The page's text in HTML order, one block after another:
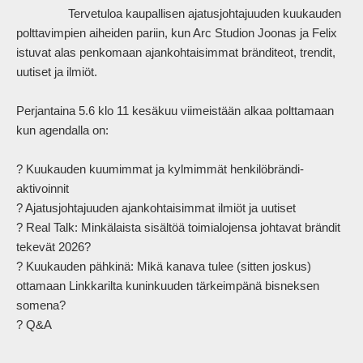
polttavimpien aiheiden pariin, kun Arc Studion Joonas ja Felix
istuvat alas penkomaan ajankohtaisimmat bränditeot, trendit,
uutiset ja ilmiöt.
Perjantaina 5.6 klo 11 kesäkuu viimeistään alkaa polttamaan
kun agendalla on:
? Kuukauden kuumimmat ja kylmimmät henkilöbrändi-
aktivoinnit
? Ajatusjohtajuuden ajankohtaisimmat ilmiöt ja uutiset
? Real Talk: Minkälaista sisältöä toimialojensa johtavat brändit
tekevät 2026?
? Kuukauden pähkinä: Mikä kanava tulee (sitten joskus)
ottamaan Linkkarilta kuninkuuden tärkeimpänä bisneksen
somena?
? Q&A